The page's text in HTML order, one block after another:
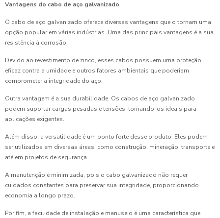
Vantagens do cabo de aço galvanizado
O cabo de aço galvanizado oferece diversas vantagens que o tornam uma
opção popular em várias indústrias. Uma das principais vantagens é a sua
resistência à corrosão.
Devido ao revestimento de zinco, esses cabos possuem uma proteção
eficaz contra a umidade e outros fatores ambientais que poderiam
comprometer a integridade do aço.
Outra vantagem é a sua durabilidade. Os cabos de aço galvanizado
podem suportar cargas pesadas e tensões, tornando-os ideais para
aplicações exigentes.
Além disso, a versatilidade é um ponto forte desse produto. Eles podem
ser utilizados em diversas áreas, como construção, mineração, transporte e
até em projetos de segurança.
A manutenção é minimizada, pois o cabo galvanizado não requer
cuidados constantes para preservar sua integridade, proporcionando
economia a longo prazo.
Por fim, a facilidade de instalação e manuseio é uma característica que